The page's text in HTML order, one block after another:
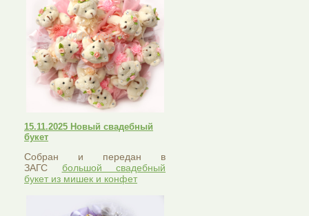
15.11.2025 Новый свадебный
букет
Собран и передан в
ЗАГС большой свадебный
букет из мишек и конфет